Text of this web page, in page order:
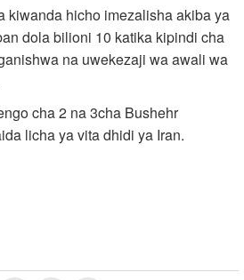
kiwanda hicho imezalisha akiba ya
dola bilioni 10 katika kipindi cha
na uwekezaji wa awali wa
cha 2 na 3cha Bushehr
licha ya vita dhidi ya Iran.